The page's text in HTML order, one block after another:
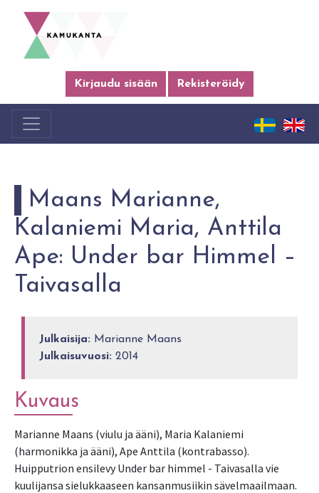
Kirjaudu sisään Rekisteröidy
Maans Marianne,
Kalaniemi Maria, Anttila
Ape: Under bar Himmel –
Taivasalla
Julkaisija: Marianne Maans
Julkaisuvuosi: 2014
Kuvaus
Marianne Maans (viulu ja ääni), Maria Kalaniemi
(harmonikka ja ääni), Ape Anttila (kontrabasso).
Huipputrion ensilevy Under bar himmel - Taivasalla vie
kuulijansa sielukkaaseen kansanmusiikin sävelmaailmaan.